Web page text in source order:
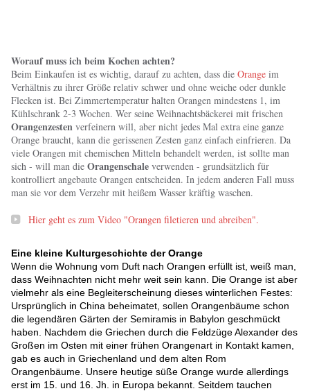
Worauf muss ich beim Kochen achten?
Beim Einkaufen ist es wichtig, darauf zu achten, dass die Orange im
Verhältnis zu ihrer Größe relativ schwer und ohne weiche oder dunkle
Flecken ist. Bei Zimmertemperatur halten Orangen mindestens 1, im
Kühlschrank 2-3 Wochen. Wer seine Weihnachtsbäckerei mit frischen
Orangenzesten verfeinern will, aber nicht jedes Mal extra eine ganze
Orange braucht, kann die gerissenen Zesten ganz einfach einfrieren. Da
viele Orangen mit chemischen Mitteln behandelt werden, ist sollte man
sich - will man die Orangenschale verwenden - grundsätzlich für
kontrolliert angebaute Orangen entscheiden. In jedem anderen Fall muss
man sie vor dem Verzehr mit heißem Wasser kräftig waschen.
Hier geht es zum Video "Orangen filetieren und abreiben".
Eine kleine Kulturgeschichte der Orange
Wenn die Wohnung vom Duft nach Orangen erfüllt ist, weiß man,
dass Weihnachten nicht mehr weit sein kann. Die Orange ist aber
vielmehr als eine Begleiterscheinung dieses winterlichen Festes:
Ursprünglich in China beheimatet, sollen Orangenbäume schon
die legendären Gärten der Semiramis in Babylon geschmückt
haben. Nachdem die Griechen durch die Feldzüge Alexander des
Großen im Osten mit einer frühen Orangenart in Kontakt kamen,
gab es auch in Griechenland und dem alten Rom
Orangenbäume. Unsere heutige süße Orange wurde allerdings
erst im 15. und 16. Jh. in Europa bekannt. Seitdem tauchen